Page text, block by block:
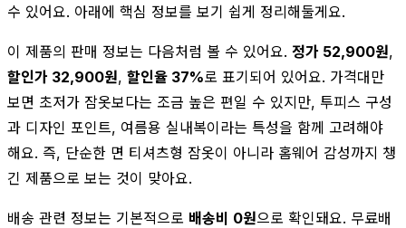
수 있어요. 아래에 핵심 정보를 보기 쉽게 정리해둘게요.
이 제품의 판매 정보는 다음처럼 볼 수 있어요. 정가 52,900원,
할인가 32,900원, 할인율 37%로 표기되어 있어요. 가격대만
보면 초저가 잠옷보다는 조금 높은 편일 수 있지만, 투피스 구성
과 디자인 포인트, 여름용 실내복이라는 특성을 함께 고려해야
해요. 즉, 단순한 면 티셔츠형 잠옷이 아니라 홈웨어 감성까지 챙
긴 제품으로 보는 것이 맞아요.
배송 관련 정보는 기본적으로 배송비 0원으로 확인돼요. 무료배